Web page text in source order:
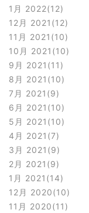
1月 2022 12
12月 2021 12
11月 2021 10
10月 2021 10
9月 2021 11
8月 2021 10
7月 2021 9
6月 2021 10
5月 2021 10
4月 2021 7
3月 2021 9
2月 2021 9
1月 2021 14
12月 2020 10
11月 2020 11